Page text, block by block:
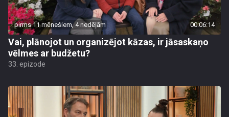
pirms 11 mēnešiem, 4 nedēļām 00:06:14
Vai, plānojot un organizējot kāzas, ir jāsaskaņo
vēlmes ar budžetu?
33. epizode